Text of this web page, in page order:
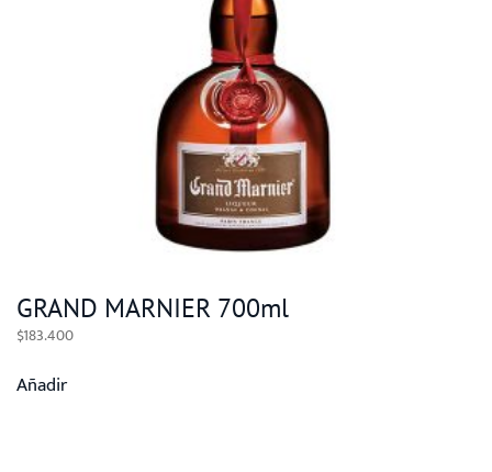
GRAND MARNIER 700ml
$183.400
Añadir